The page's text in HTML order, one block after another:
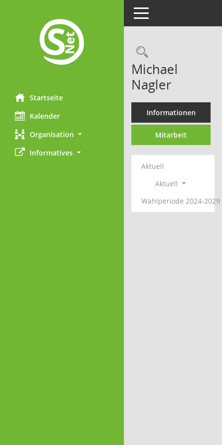
Startseite
Kalender
Organisation
Informatives
Toggle navigation
Michael
Nagler
Informationen
Mitarbeit
Aktuell
Aktuell
Wahlperiode 2024-2029